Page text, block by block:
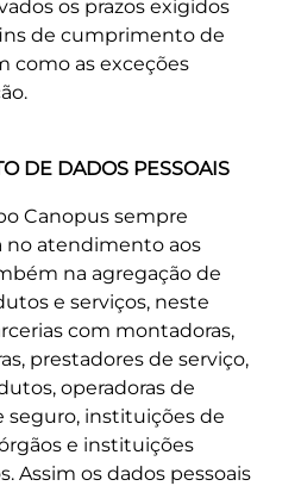
os prazos exigidos
de cumprimento de
como as exceções
DE DADOS PESSOAIS
Canopus sempre
no atendimento aos
na agregação de
e serviços, neste
com montadoras,
prestadores de serviço,
operadoras de
seguro, instituições de
e instituições
Assim os dados pessoais